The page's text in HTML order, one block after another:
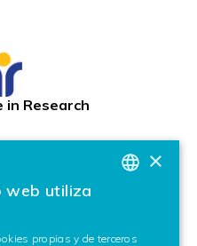
in Research
×
web utiliza
propias y de terceros